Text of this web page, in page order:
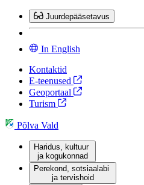
Mine
juurde
Juurdepääsetavus
In English
Kontaktid
E-teenused
Geoportaal
Turism
Põlva Vald
Haridus, kultuur
ja kogukonnad
Perekond, sotsiaalabi
ja tervishoid